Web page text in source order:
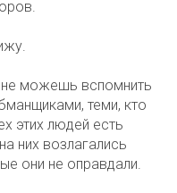
не можешь вспомнить
теми, кто
этих людей есть
них возлагались
они не оправдали.